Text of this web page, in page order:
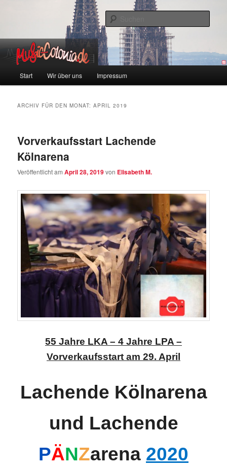
wechselnmusic-colonia
Start Wir über uns Impressum
ARCHIV FÜR DEN MONAT:APRIL 2019
Vorverkaufsstart Lachende
Kölnarena
Veröffentlicht amApril 28, 2019von Elisabeth M.
55 Jahre LKA – 4 Jahre LPA –
Vorverkaufsstart am 29. April
Lachende Kölnarena
und Lachende
PÄNZarena 2020